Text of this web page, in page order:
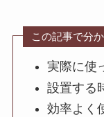
この記事で分
実際に使
設置する
効率よく